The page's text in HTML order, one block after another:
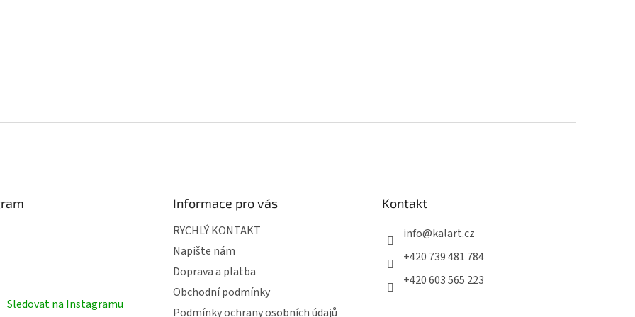
Sledovat na Instagramu
Informace pro vás
RYCHLÝ KONTAKT
Napište nám
Doprava a platba
Obchodní podmínky
Podmínky ochrany osobních údajů
Kontakt
info@kalart.cz
+420 739 481 784
+420 603 565 223